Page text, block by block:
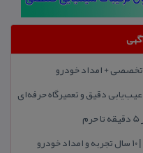
تخصصی + امداد خودرو
دقیق و تعمیرگاه حرفه‌ای